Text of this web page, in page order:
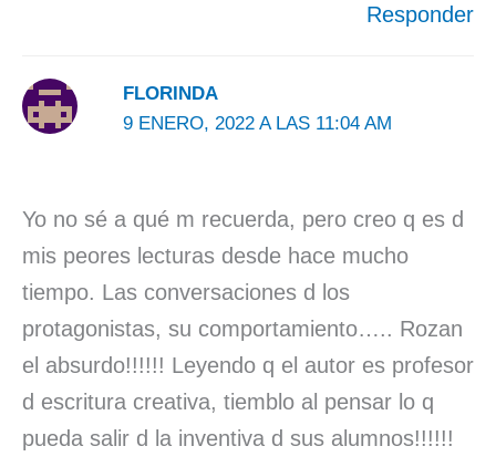
Responder
FLORINDA
9 ENERO, 2022 A LAS 11:04 AM
Yo no sé a qué m recuerda, pero creo q es d
mis peores lecturas desde hace mucho
tiempo. Las conversaciones d los
protagonistas, su comportamiento….. Rozan
el absurdo!!!!!! Leyendo q el autor es profesor
d escritura creativa, tiemblo al pensar lo q
pueda salir d la inventiva d sus alumnos!!!!!!